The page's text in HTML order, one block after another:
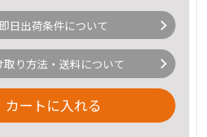
即日出荷条件について
取り方法・送料について
カートに入れる